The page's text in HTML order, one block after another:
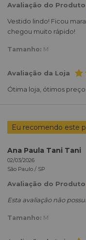
Avaliação do Produto
Vestido lindo! Ficou
chegou muito rápido!
Tamanho: M
Avaliação da Loja
Ótima loja, ótimos
Eu recomendo este
Ana Paula Tani Tani
02/03/2026
São Paulo / SP
Avaliação do Produto
Esta avaliação não
Tamanho: M